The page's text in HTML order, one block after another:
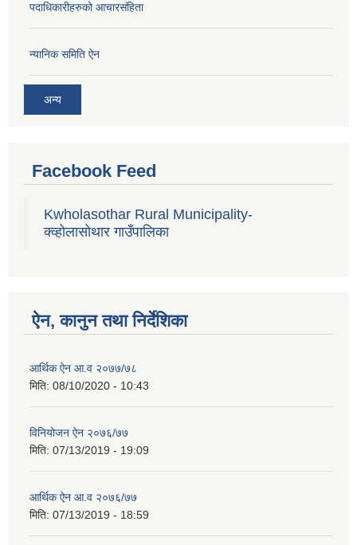
पदाधिकारीहरुको आचारसंहिता
न्यानिक समिति ऐन
अन्य
Facebook Feed
Kwholasothar Rural Municipality-
क्व्होलासोथार गाउँपालिका
ऐन, कानुन तथा निर्देशिका
आर्थिक ऐन आ.व २०७७/७८
मिति: 08/10/2020 - 10:43
विनियोजन ऐन २०७६/७७
मिति: 07/13/2019 - 19:09
आर्थिक ऐन आ.व २०७६/७७
मिति: 07/13/2019 - 18:59